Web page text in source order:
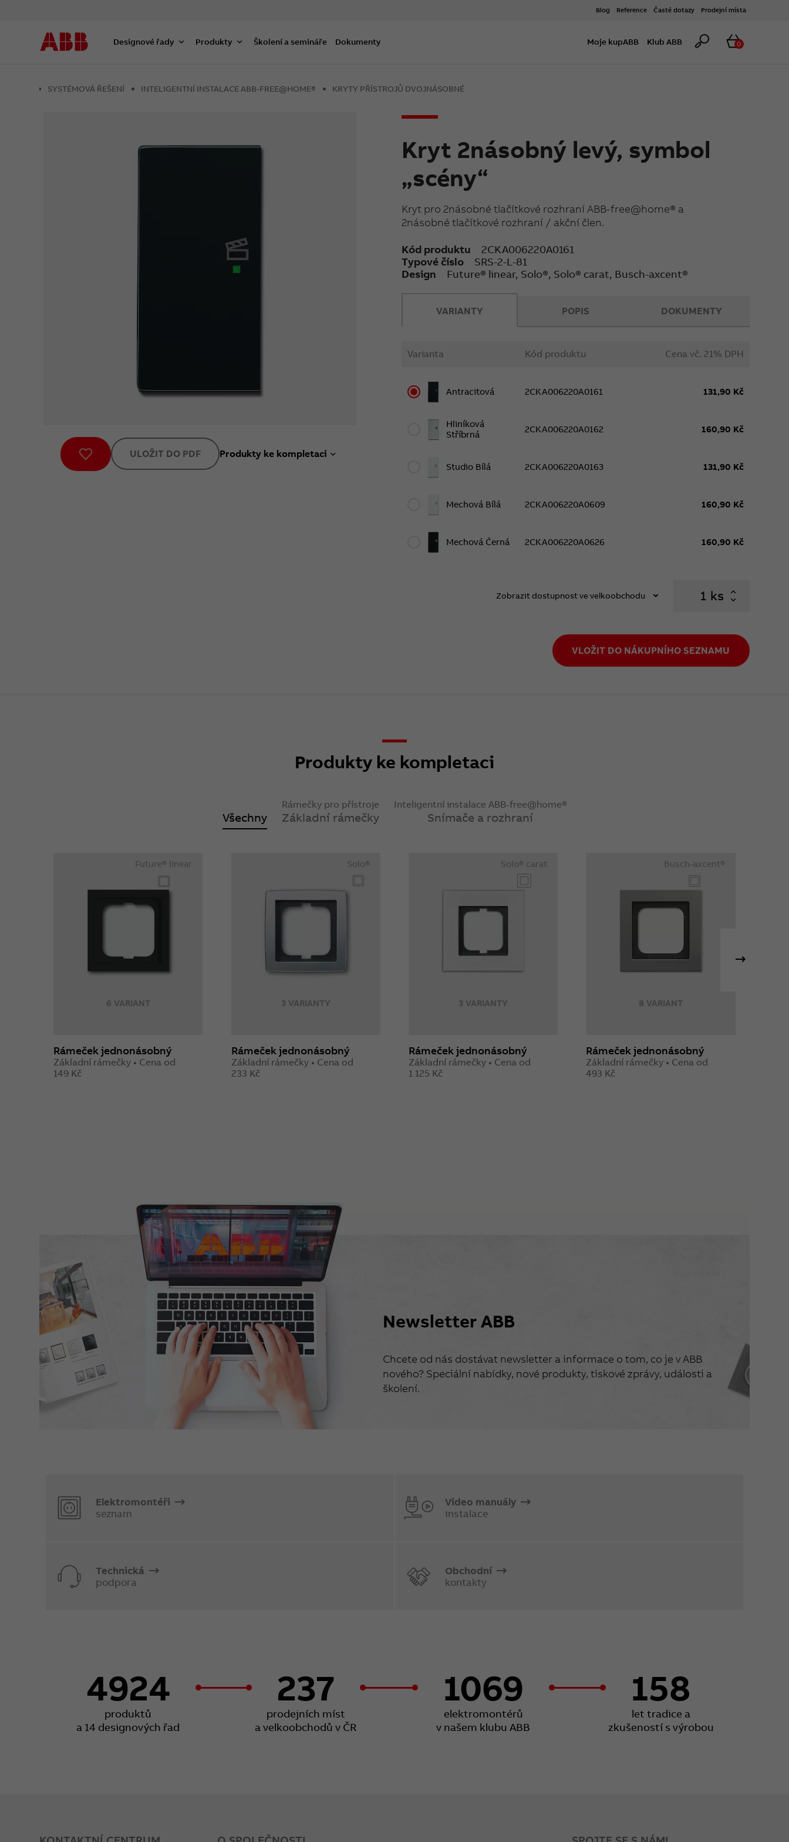
Blog Reference Časté dotazy Prodejní místa
Designové řady Produkty Školení a semináře Dokumenty Moje kupABB Klub ABB Hledat
0
SYSTÉMOVÁ ŘEŠENÍ INTELIGENTNÍ INSTALACE ABB-FREE@HOME® KRYTY PŘÍSTROJŮ DVOJNÁSOBNÉ
Kryt 2násobný levý, symbol
„scény“
Kryt pro 2násobné tlačítkové rozhraní ABB-free@home® a
2násobné tlačítkové rozhraní / akční člen.
Kód produktu
2CKA006220A0161
Typové číslo
SRS-2-L-81
Design
Future® linear, Solo®, Solo® carat, Busch-axcent®
ULOŽIT DO PDF Produkty ke kompletaci
VARIANTY
Varianta Kód produktu Cena vč. 21% DPH
Antracitová 2CKA006220A0161 131,90 Kč
Hliníková
Stříbrná
2CKA006220A0162 160,90 Kč
Studio Bílá 2CKA006220A0163 131,90 Kč
Mechová Bílá 2CKA006220A0609 160,90 Kč
Mechová Černá 2CKA006220A0626 160,90 Kč
Zobrazit dostupnost ve velkoobchodu ks
VLOŽIT DO NÁKUPNÍHO SEZNAMU
POPIS DOKUMENTY
Produkty ke kompletaci
Všechny
Rámečky pro přístroje
Základní rámečky
Inteligentní instalace ABB-free@home®
Snímače a rozhraní
6 VARIANT
Future® linear
Rámeček jednonásobný
Základní rámečky • Cena od
149 Kč
3 VARIANTY
Solo®
Rámeček jednonásobný
Základní rámečky • Cena od
233 Kč
3 VARIANTY
Solo® carat
Rámeček jednonásobný
Základní rámečky • Cena od
1 125 Kč
8 VARIANT
Busch-axcent®
Rámeček jednonásobný
Základní rámečky • Cena od
493 Kč
Newsletter ABB
Chcete od nás dostávat newsletter a informace o tom, co je v ABB
nového? Speciální nabídky, nové produkty, tiskové zprávy, události a
školení.
Elektromontéři
seznam
Video manuály
instalace
Technická
podpora
Obchodní
kontakty
4924
produktů
a 14 designových řad
237
prodejních míst
a velkoobchodů v ČR
1069
elektromontérů
v našem klubu ABB
158
let tradice a
zkušeností s výrobou